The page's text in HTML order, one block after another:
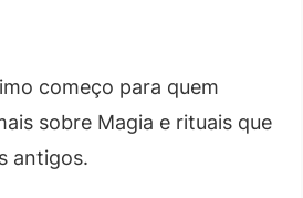
começo para quem
sobre Magia e rituais que
antigos.